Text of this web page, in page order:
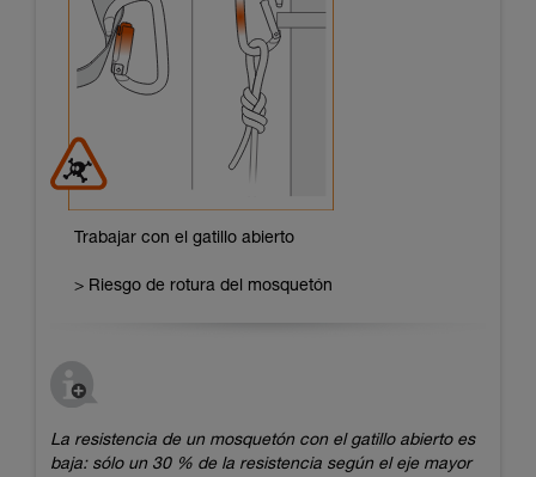
Trabajar con el gatillo abierto
> Riesgo de rotura del mosquetón
La resistencia de un mosquetón con el gatillo abierto es
baja: sólo un 30 % de la resistencia según el eje mayor